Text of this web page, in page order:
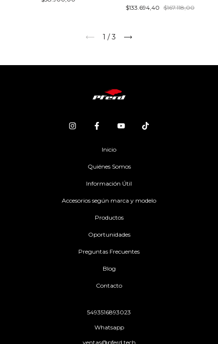
$133.694,40 $167.118,00
1 / 3
Inicio
Quiénes Somos
Información Útil
Accesorios según marca y modelo
Productos
Oportunidades
Preguntas Frecuentes
Blog
Contacto
5493516893023
Whatsapp
ventas@pferd.tech